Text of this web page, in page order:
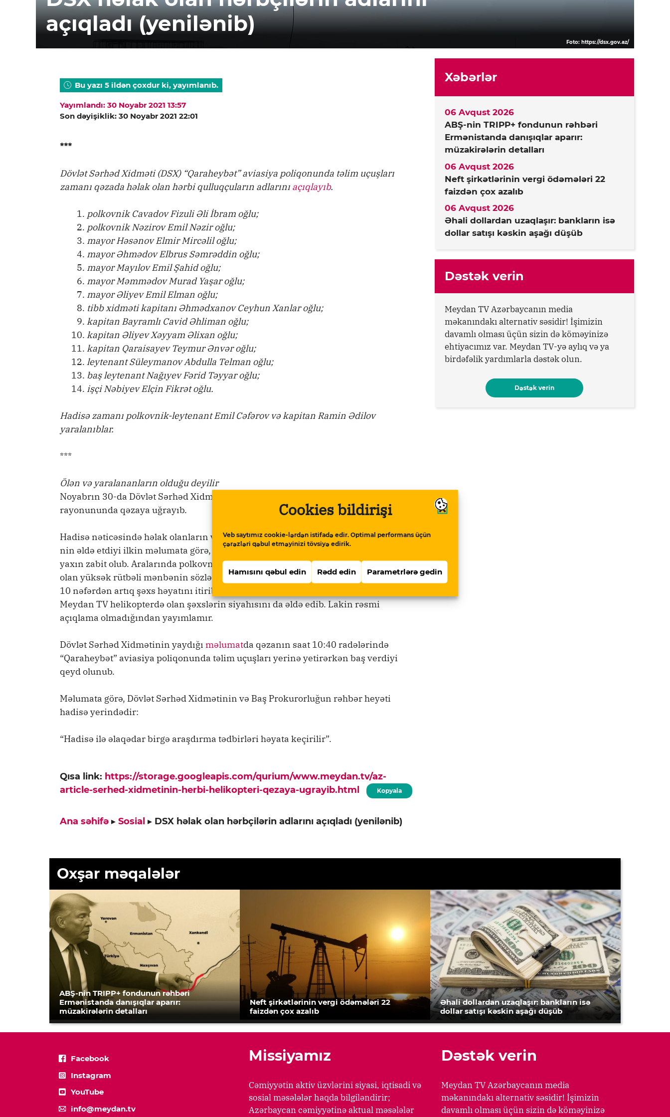
Cookies bildirişi
Veb saytımız cookie-lərdən istifadə edir. Optimal performans üçün
çərəzləri qəbul etməyinizi tövsiyə edirik.
Hamısını qəbul edin Rədd edin Parametrlərə gedin
açıqladı (yenilənib)
Foto: https://dsx.gov.az/
Bu yazı 5 ildən çoxdur ki, yayımlanıb.
Yayımlandı: 30 Noyabr 2021 13:57
Son dəyişiklik: 30 Noyabr 2021 22:01
***
Dövlət Sərhəd Xidməti (DSX) “Qaraheybət” aviasiya poliqonunda təlim uçuşları
zamanı qəzada həlak olan hərbi qulluqçuların adlarını açıqlayıb.
polkovnik Cavadov Fizuli Əli İbram oğlu;
polkovnik Nəzirov Emil Nəzir oğlu;
mayor Həsənov Elmir Mircəlil oğlu;
mayor Əhmədov Elbrus Səmrəddin oğlu;
mayor Mayılov Emil Şahid oğlu;
mayor Məmmədov Murad Yaşar oğlu;
mayor Əliyev Emil Elman oğlu;
tibb xidməti kapitanı Əhmədxanov Ceyhun Xanlar oğlu;
kapitan Bayramlı Cavid Əhliman oğlu;
kapitan Əliyev Xəyyam Əlixan oğlu;
kapitan Qaraisayev Teymur Ənvər oğlu;
leytenant Süleymanov Abdulla Telman oğlu;
baş leytenant Nağıyev Fərid Təyyar oğlu;
işçi Nəbiyev Elçin Fikrət oğlu.
Hadisə zamanı polkovnik-leytenant Emil Cəfərov və kapitan Ramin Ədilov
yaralanıblar.
***
Ölən və yaralananların olduğu deyilir
Noyabrın 30-da Dövlət Sərhəd Xidmətinin (DSX) hərbi helikopteri Xızı
rayonununda qəzaya uğrayıb.
Hadisə nəticəsində həlak olanların və yaralananların olduğu bildirilir. Meydan TV-
nin əldə etdiyi ilkin məlumata görə, helikopterdə ekipaj üzvü ilə birlikdə 20 nəfərə
yaxın zabit olub. Aralarında polkovnik, mayor rütbəsi daşıyanlar da var. DXS-da
olan yüksək rütbəli mənbənin sözlərinə görə, yaralılardan 4-nün vəziyyəti ağırdır,
10 nəfərdən artıq şəxs həyatını itirib. Ekipaj üzvləri haqda rəsmi məlumat yoxdur.
Meydan TV helikopterdə olan şəxslərin siyahısını da əldə edib. Lakin rəsmi
açıqlama olmadığından yayımlamır.
Dövlət Sərhəd Xidmətinin yaydığı məlumatda qəzanın saat 10:40 radələrində
“Qaraheybət” aviasiya poliqonunda təlim uçuşları yerinə yetirərkən baş verdiyi
qeyd olunub.
Məlumata görə, Dövlət Sərhəd Xidmətinin və Baş Prokurorluğun rəhbər heyəti
hadisə yerindədir:
“Hadisə ilə əlaqədar birgə araşdırma tədbirləri həyata keçirilir”.
Qısa link: https://storage.googleapis.com/qurium/www.meydan.tv/az-
article-serhed-xidmetinin-herbi-helikopteri-qezaya-ugrayib.html
Kopyala
Ana səhifə ▸ Sosial ▸ DSX həlak olan hərbçilərin adlarını açıqladı (yenilənib)
Xəbərlər
ABŞ-nin TRIPP+ fondunun rəhbəri
Ermənistanda danışıqlar aparır:
müzakirələrin detalları
06 Avqust 2026
Neft şirkətlərinin vergi ödəmələri 22
faizdən çox azalıb
06 Avqust 2026
Əhali dollardan uzaqlaşır: bankların isə
dollar satışı kəskin aşağı düşüb
06 Avqust 2026
Dəstək verin
Meydan TV Azərbaycanın media
məkanındakı alternativ səsidir! İşimizin
davamlı olması üçün sizin də köməyinizə
ehtiyacımız var. Meydan TV-yə aylıq və ya
birdəfəlik yardımlarla dəstək olun.
Dəstək verin
Oxşar məqalələr
ABŞ-nin TRIPP+ fondunun rəhbəri
Ermənistanda danışıqlar aparır:
müzakirələrin detalları
Neft şirkətlərinin vergi ödəmələri 22
faizdən çox azalıb
Əhali dollardan uzaqlaşır: bankların isə
dollar satışı kəskin aşağı düşüb
Facebook
Instagram
YouTube
info@meydan.tv
Missiyamız
Cəmiyyətin aktiv üzvlərini siyasi, iqtisadi və
sosial məsələlər haqda bilgiləndirir;
Azərbaycan cəmiyyətinə aktual məsələlər
Dəstək verin
Meydan TV Azərbaycanın media
məkanındakı alternativ səsidir! İşimizin
davamlı olması üçün sizin də köməyinizə